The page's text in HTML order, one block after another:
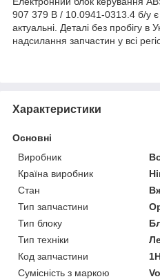
907 379 B / 10.0941-0313.4 б/у є
актуальні. Деталі без пробігу
надсилання запчастин у всі
Характеристики
Основні
Виробник
Країна виробник
Стан
Тип запчастини
Тип блоку
Тип техніки
Код запчастини
Сумісність з маркою